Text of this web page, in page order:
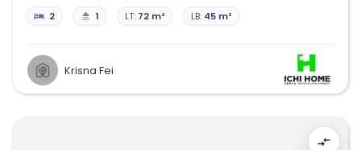
2 1 LT: 72 m² LB: 45 m²
Krisna Fei